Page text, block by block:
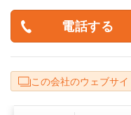
この会社のウェブサ